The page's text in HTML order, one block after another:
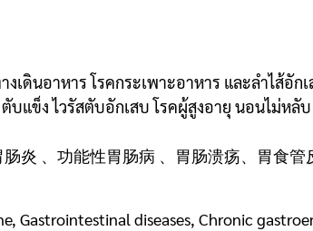
เดินอาหาร โรคกระเพาะอาหาร และลำไส้อั
บแข็ง ไวรัสตับอักเสบ โรคผู้สูงอายุ นอนไม่หลั
炎 、功能性胃肠病 、胃肠溃疡、胃食
Gastrointestinal diseases, Chronic